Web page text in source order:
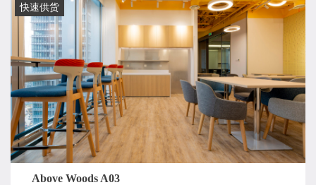
快速供货
Above Woods A03